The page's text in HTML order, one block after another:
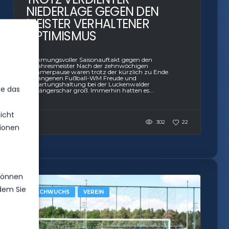
das
Sie
NIEDERLAGE GEGEN DEN
MEISTER VERHALTENER
OPTIMISMUS
Stimmungsvoller Saisonauftakt gegen den
Vorjahresmeister Nach der zehnwöchigen
Sommerpause waren trotz der kürzlich zu Ende
gegangenen Fußball-WM Freude und
Erwartungshaltung bei der Luckenwalder
Anhängerschar groß. Immerhin hatten es...
302 22
NACHWUCHS VEREIN